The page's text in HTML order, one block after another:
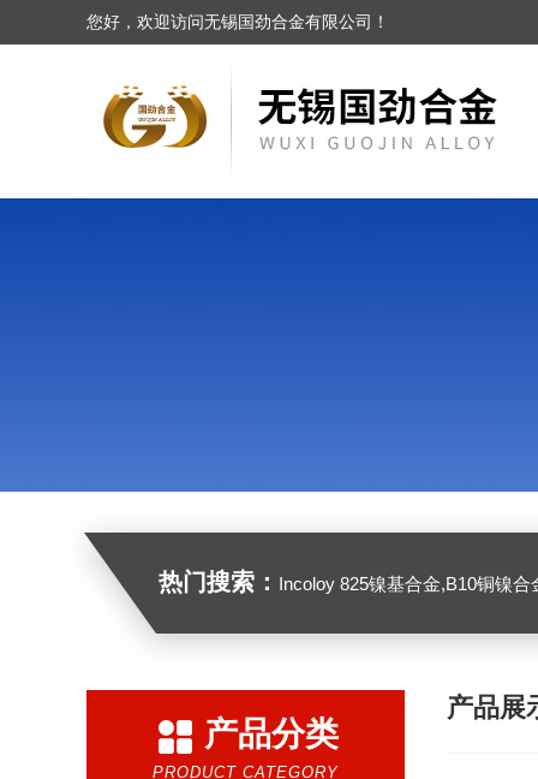
您好，欢迎访问无锡国劲合金有限公司！
热门搜索： Incoloy 825镍基合金,B10铜镍合金，GH2132
产品分类
PRODUCT CATEGORY
产品展